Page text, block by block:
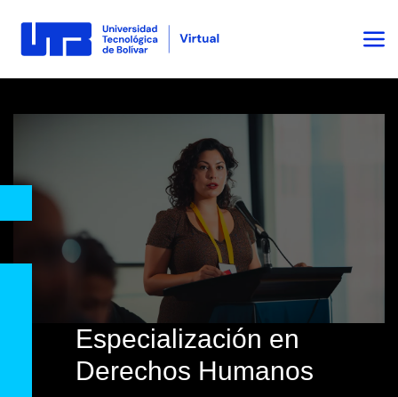
Especialización en
Derechos Humanos